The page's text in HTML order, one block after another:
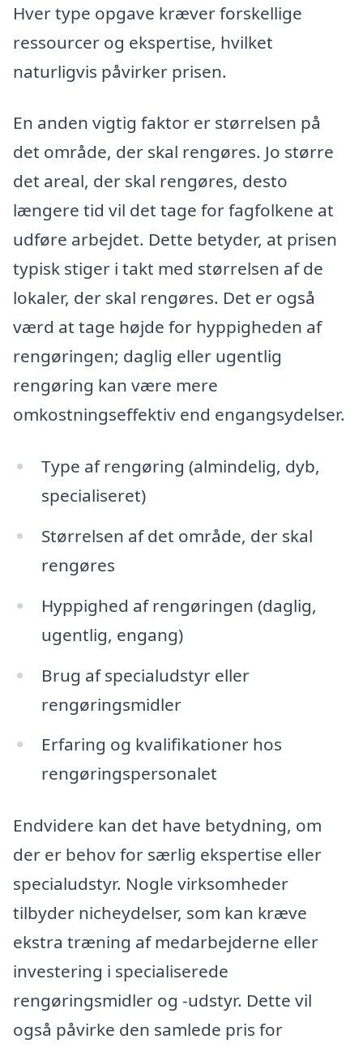
Hver type opgave kræver forskellige
ressourcer og ekspertise, hvilket
naturligvis påvirker prisen.
En anden vigtig faktor er størrelsen på
det område, der skal rengøres. Jo større
det areal, der skal rengøres, desto
længere tid vil det tage for fagfolkene at
udføre arbejdet. Dette betyder, at prisen
typisk stiger i takt med størrelsen af de
lokaler, der skal rengøres. Det er også
værd at tage højde for hyppigheden af
rengøringen; daglig eller ugentlig
rengøring kan være mere
omkostningseffektiv end engangsydelser.
Type af rengøring (almindelig, dyb,
specialiseret)
Størrelsen af det område, der skal
rengøres
Hyppighed af rengøringen (daglig,
ugentlig, engang)
Brug af specialudstyr eller
rengøringsmidler
Erfaring og kvalifikationer hos
rengøringspersonalet
Endvidere kan det have betydning, om
der er behov for særlig ekspertise eller
specialudstyr. Nogle virksomheder
tilbyder nicheydelser, som kan kræve
ekstra træning af medarbejderne eller
investering i specialiserede
rengøringsmidler og -udstyr. Dette vil
også påvirke den samlede pris for